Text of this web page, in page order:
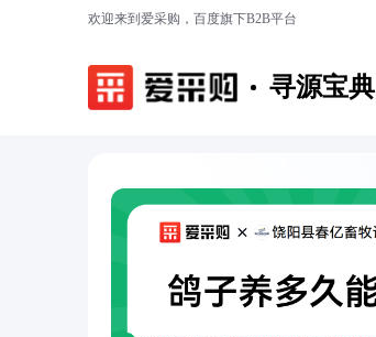
欢迎来到爱采购，百度旗下B2B平台
寻源宝典